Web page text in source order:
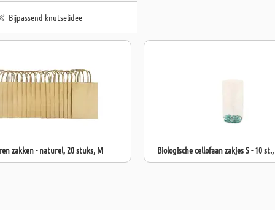
Bijpassend knutselidee
zakken - naturel, 20 stuks, M Biologische cellofaan zakjes S - 10